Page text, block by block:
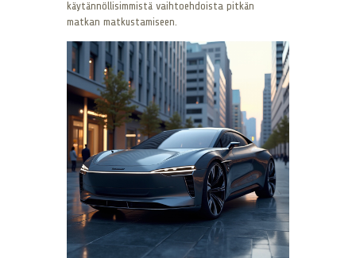
käytännöllisimmistä vaihtoehdoista pitkän
matkan matkustamiseen.